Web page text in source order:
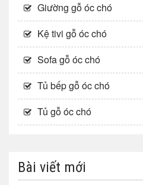
Giường gỗ óc chó
Kệ tivi gỗ óc chó
Sofa gỗ óc chó
Tủ bếp gỗ óc chó
Tủ gỗ óc chó
Bài viết mới